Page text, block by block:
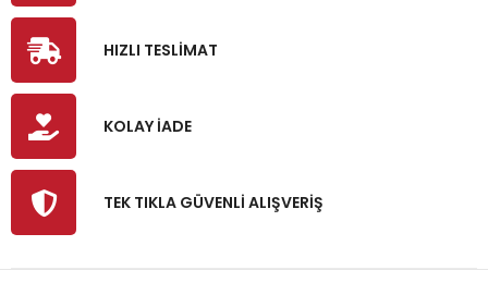
HIZLI TESLİMAT
KOLAY İADE
TEK TIKLA GÜVENLİ ALIŞVERİŞ